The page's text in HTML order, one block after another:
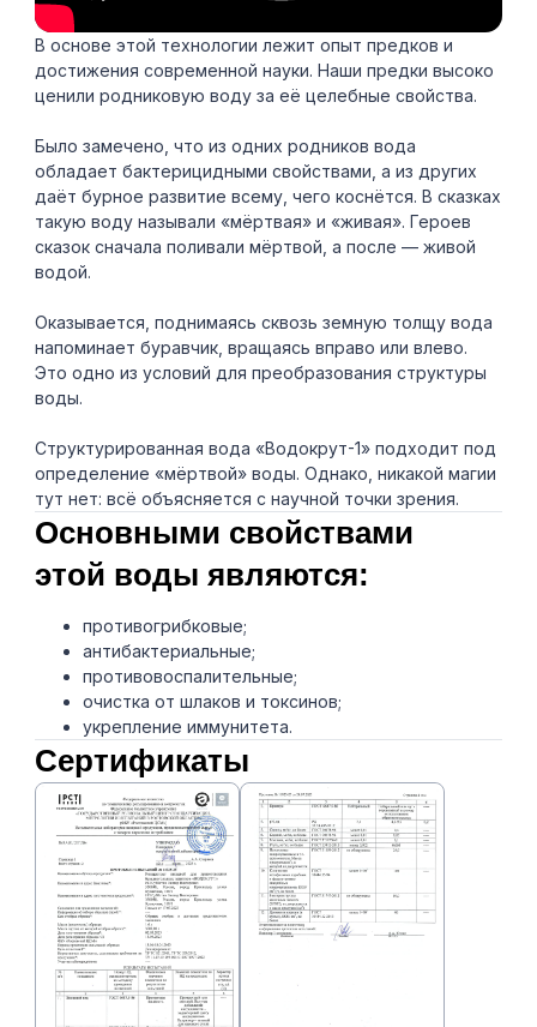
В основе этой технологии лежит опыт предков и
достижения современной науки. Наши предки высоко
ценили родниковую воду за её целебные свойства.
Было замечено, что из одних родников вода
обладает бактерицидными свойствами, а из других
даёт бурное развитие всему, чего коснётся. В сказках
такую воду называли «мёртвая» и «живая». Героев
сказок сначала поливали мёртвой, а после — живой
водой.
Оказывается, поднимаясь сквозь земную толщу вода
напоминает буравчик, вращаясь вправо или влево.
Это одно из условий для преобразования структуры
воды.
Структурированная вода «Водокрут-1» подходит под
определение «мёртвой» воды. Однако, никакой магии
тут нет: всё объясняется с научной точки зрения.
Основными свойствами
этой воды являются:
противогрибковые;
антибактериальные;
противовоспалительные;
очистка от шлаков и токсинов;
укрепление иммунитета.
Сертификаты